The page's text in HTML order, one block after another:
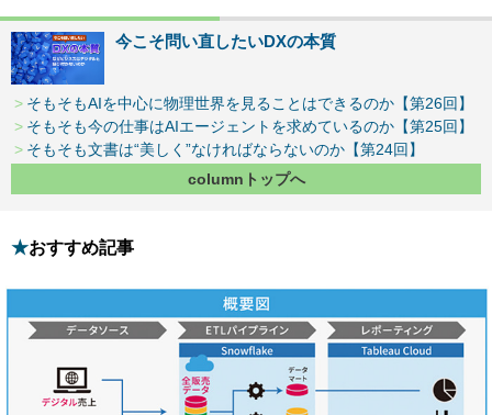
今こそ問い直したいDXの本質
そもそもAIを中心に物理世界を見ることはできるのか【第26回】
そもそも今の仕事はAIエージェントを求めているのか【第25回】
そもそも文書は“美しく”なければならないのか【第24回】
columnトップへ
おすすめ記事